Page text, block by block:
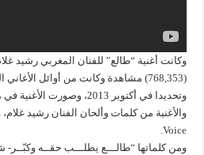
وكانت أغنية “طالع” للفنان المغربي رشيد
(768,353) مشاهدة وكانت من أوائل
وتحديدا في أكتوبر 2013، وصورت الأغنية في مدينة إسطنبول التركية.
Voice.
ومن كلماتها “طالـــع يطلـــب حقــه وكبّــر-